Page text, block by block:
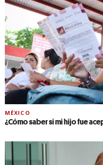
MÉXICO
¿Cómo saber si mi hijo fue